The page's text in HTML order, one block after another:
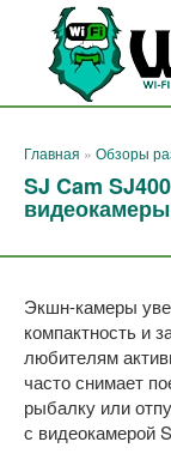
Перейти
контенту
Главная » Обзоры
SJ Cam
Экшн-камеры
компактность и
любителям
часто снимает
рыбалку или
с видеокамерой